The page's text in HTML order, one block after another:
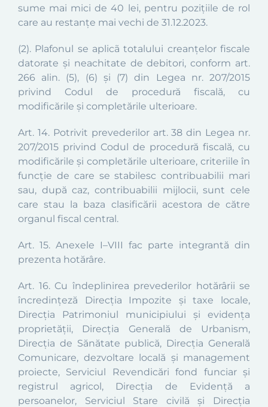
sume mai mici de 40 lei, pentru poziţiile de rol
care au restanţe mai vechi de 31.12.2023.
(2). Plafonul se aplicã totalului creanţelor fiscale
datorate şi neachitate de debitori, conform art.
266 alin. (5), (6) şi (7) din Legea nr. 207/2015
privind Codul de procedură fiscală, cu
modificările și completările ulterioare.
Art. 14.Potrivit prevederilor art. 38 din Legea nr.
207/2015 privind Codul de procedură fiscală, cu
modificările și completările ulterioare, criteriile în
funcţie de care se stabilesc contribuabilii mari
sau, după caz, contribuabilii mijlocii, sunt cele
care stau la baza clasificării acestora de către
organul fiscal central.
Art. 15. Anexele I–VIII fac parte integrantă din
prezenta hotărâre.
Art. 16. Cu îndeplinirea prevederilor hotărârii se
încredinţeză Direcţia Impozite și taxe locale,
Direcţia Patrimoniul municipiului şi evidenţa
proprietăţii, Direcţia Generală de Urbanism,
Direcţia de Sănătate publică, Direcția Generală
Comunicare, dezvoltare locală și management
proiecte, Serviciul Revendicări fond funciar şi
registrul agricol, Direcţia de Evidenţă a
persoanelor, Serviciul Stare civilă şi Direcţia